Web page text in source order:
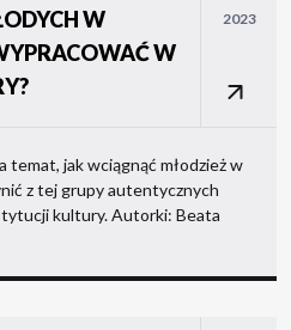
W
W
2023
temat, jak wciągnąć młodzież w
z tej grupy autentycznych
kultury. Autorki: Beata